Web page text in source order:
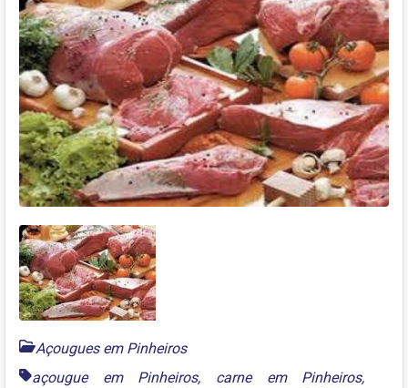
Açougues em Pinheiros
açougue em Pinheiros, carne em Pinheiros,